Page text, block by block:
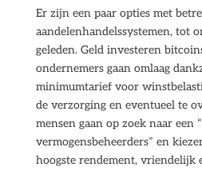
Er zijn een paar opties met
aandelenhandelssystemen, tot
geleden. Geld investeren
ondernemers gaan omlaag
minimumtarief voor
de verzorging en eventueel te
mensen gaan op zoek naar een
vermogensbeheerders” en
hoogste rendement, vriendelijk